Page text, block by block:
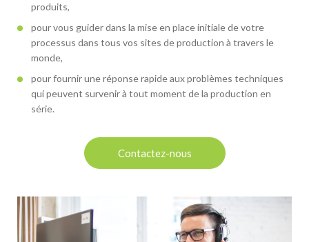
produits,
pour vous guider dans la mise en place initiale de votre
processus dans tous vos sites de production à travers le
monde,
pour fournir une réponse rapide aux problèmes techniques
qui peuvent survenir à tout moment de la production en
série.
Contactez-nous